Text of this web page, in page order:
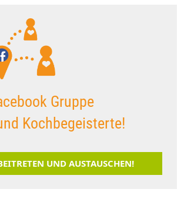
Gruppe
Kochbegeisterte!
UND AUSTAUSCHEN!